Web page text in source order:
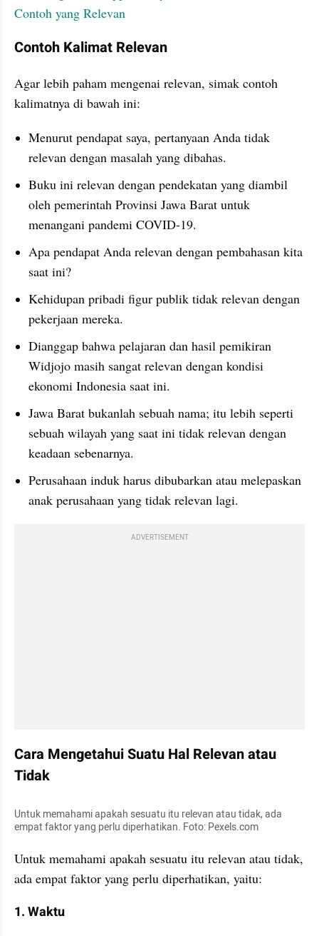
Contoh yang Relevan
Contoh Kalimat Relevan
Agar lebih paham mengenai relevan, simak contoh
kalimatnya di bawah ini:
Menurut pendapat saya, pertanyaan Anda tidak
relevan dengan masalah yang dibahas.
Buku ini relevan dengan pendekatan yang diambil
oleh pemerintah Provinsi Jawa Barat untuk
menangani pandemi COVID-19.
Apa pendapat Anda relevan dengan pembahasan kita
saat ini?
Kehidupan pribadi figur publik tidak relevan dengan
pekerjaan mereka.
Dianggap bahwa pelajaran dan hasil pemikiran
Widjojo masih sangat relevan dengan kondisi
ekonomi Indonesia saat ini.
Jawa Barat bukanlah sebuah nama; itu lebih seperti
sebuah wilayah yang saat ini tidak relevan dengan
keadaan sebenarnya.
Perusahaan induk harus dibubarkan atau melepaskan
anak perusahaan yang tidak relevan lagi.
ADVERTISEMENT
Cara Mengetahui Suatu Hal Relevan atau
Tidak
Untuk memahami apakah sesuatu itu relevan atau tidak, ada
empat faktor yang perlu diperhatikan. Foto: Pexels.com
Untuk memahami apakah sesuatu itu relevan atau tidak,
ada empat faktor yang perlu diperhatikan, yaitu:
1. Waktu